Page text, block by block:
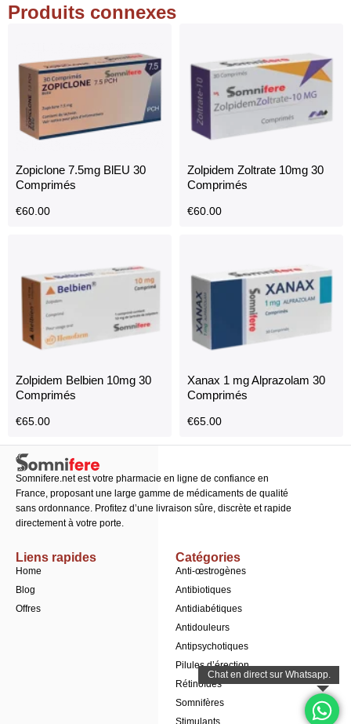
Produits connexes
Zopiclone 7.5mg BlEU 30
Comprimés
€60.00
Zolpidem Zoltrate 10mg 30
Comprimés
€60.00
Zolpidem Belbien 10mg 30
Comprimés
€65.00
Xanax 1 mg Alprazolam 30
Comprimés
€65.00
Somnifere.net est votre pharmacie en ligne de confiance en
France, proposant une large gamme de médicaments de qualité
sans ordonnance. Profitez d’une livraison sûre, discrète et rapide
directement à votre porte.
Catégories
Anti-œstrogènes
Antibiotiques
Antidiabétiques
Antidouleurs
Antipsychotiques
Pilules d’érection
Rétinoïdes
Somnifères
Stimulants
Liens rapides
Home
Blog
Offres